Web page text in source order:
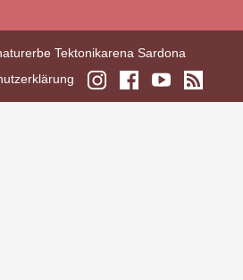
Tektonikarena Sardona